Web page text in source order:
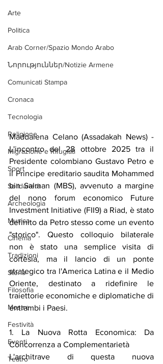
Arte
Politica
Arab Corner/Spazio Mondo Arabo
Նորություններ/Notizie Armene
Comunicati Stampa
Cronaca
Tecnologia
Religione
Migrazione e Rifugiati
Sport
Solidarietà
Archeologia
Musica
Cinema
Tradizioni
Storia
Filosofia
Mostre
Festività
Eventi
Teatro
Maddalena Celano (Assadakah News) -
L'incontro del 28 ottobre 2025 tra il
Presidente colombiano Gustavo Petro e
il Principe ereditario saudita Mohammed
bin Salman (MBS), avvenuto a margine
del nono forum economico Future
Investment Initiative (FII9) a Riad, è stato
definito da Petro stesso come un evento
"storico". Questo colloquio bilaterale
non è stato una semplice visita di
cortesia, ma il lancio di un ponte
strategico tra l'America Latina e il Medio
Oriente, destinato a ridefinire le
traiettorie economiche e diplomatiche di
entrambi i Paesi.
1. La Nuova Rotta Economica: Da
Concorrenza a Complementarietà
L'architrave di questa nuova